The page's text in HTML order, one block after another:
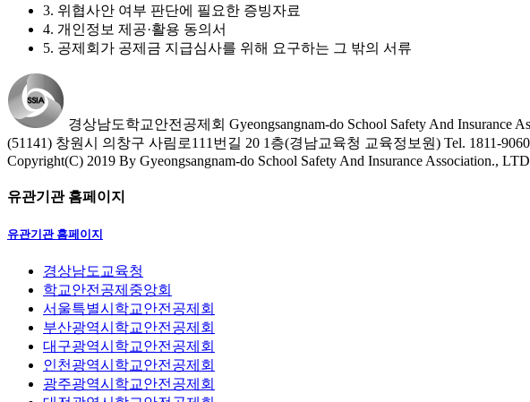
3. 위협사안 여부 판단에 필요한 증빙자료
4. 개인정보 제공·활용 동의서
5. 공제회가 공제금 지급심사를 위해 요구하는 그 밖의 서류
경상남도학교안전공제회 Gyeongsangnam-do School Safety And Insurance
(51141) 창원시 의창구 사림로111번길 20 1층(경남교육청 교육정보원) Tel. 1811-9060
Copyright(C) 2019 By Gyeongsangnam-do School Safety And Insurance Association.,
유관기관 홈페이지
유관기관 홈페이지
경상남도교육청
학교안전공제중앙회
서울특별시학교안전공제회
부산광역시학교안전공제회
대구광역시학교안전공제회
인천광역시학교안전공제회
광주광역시학교안전공제회